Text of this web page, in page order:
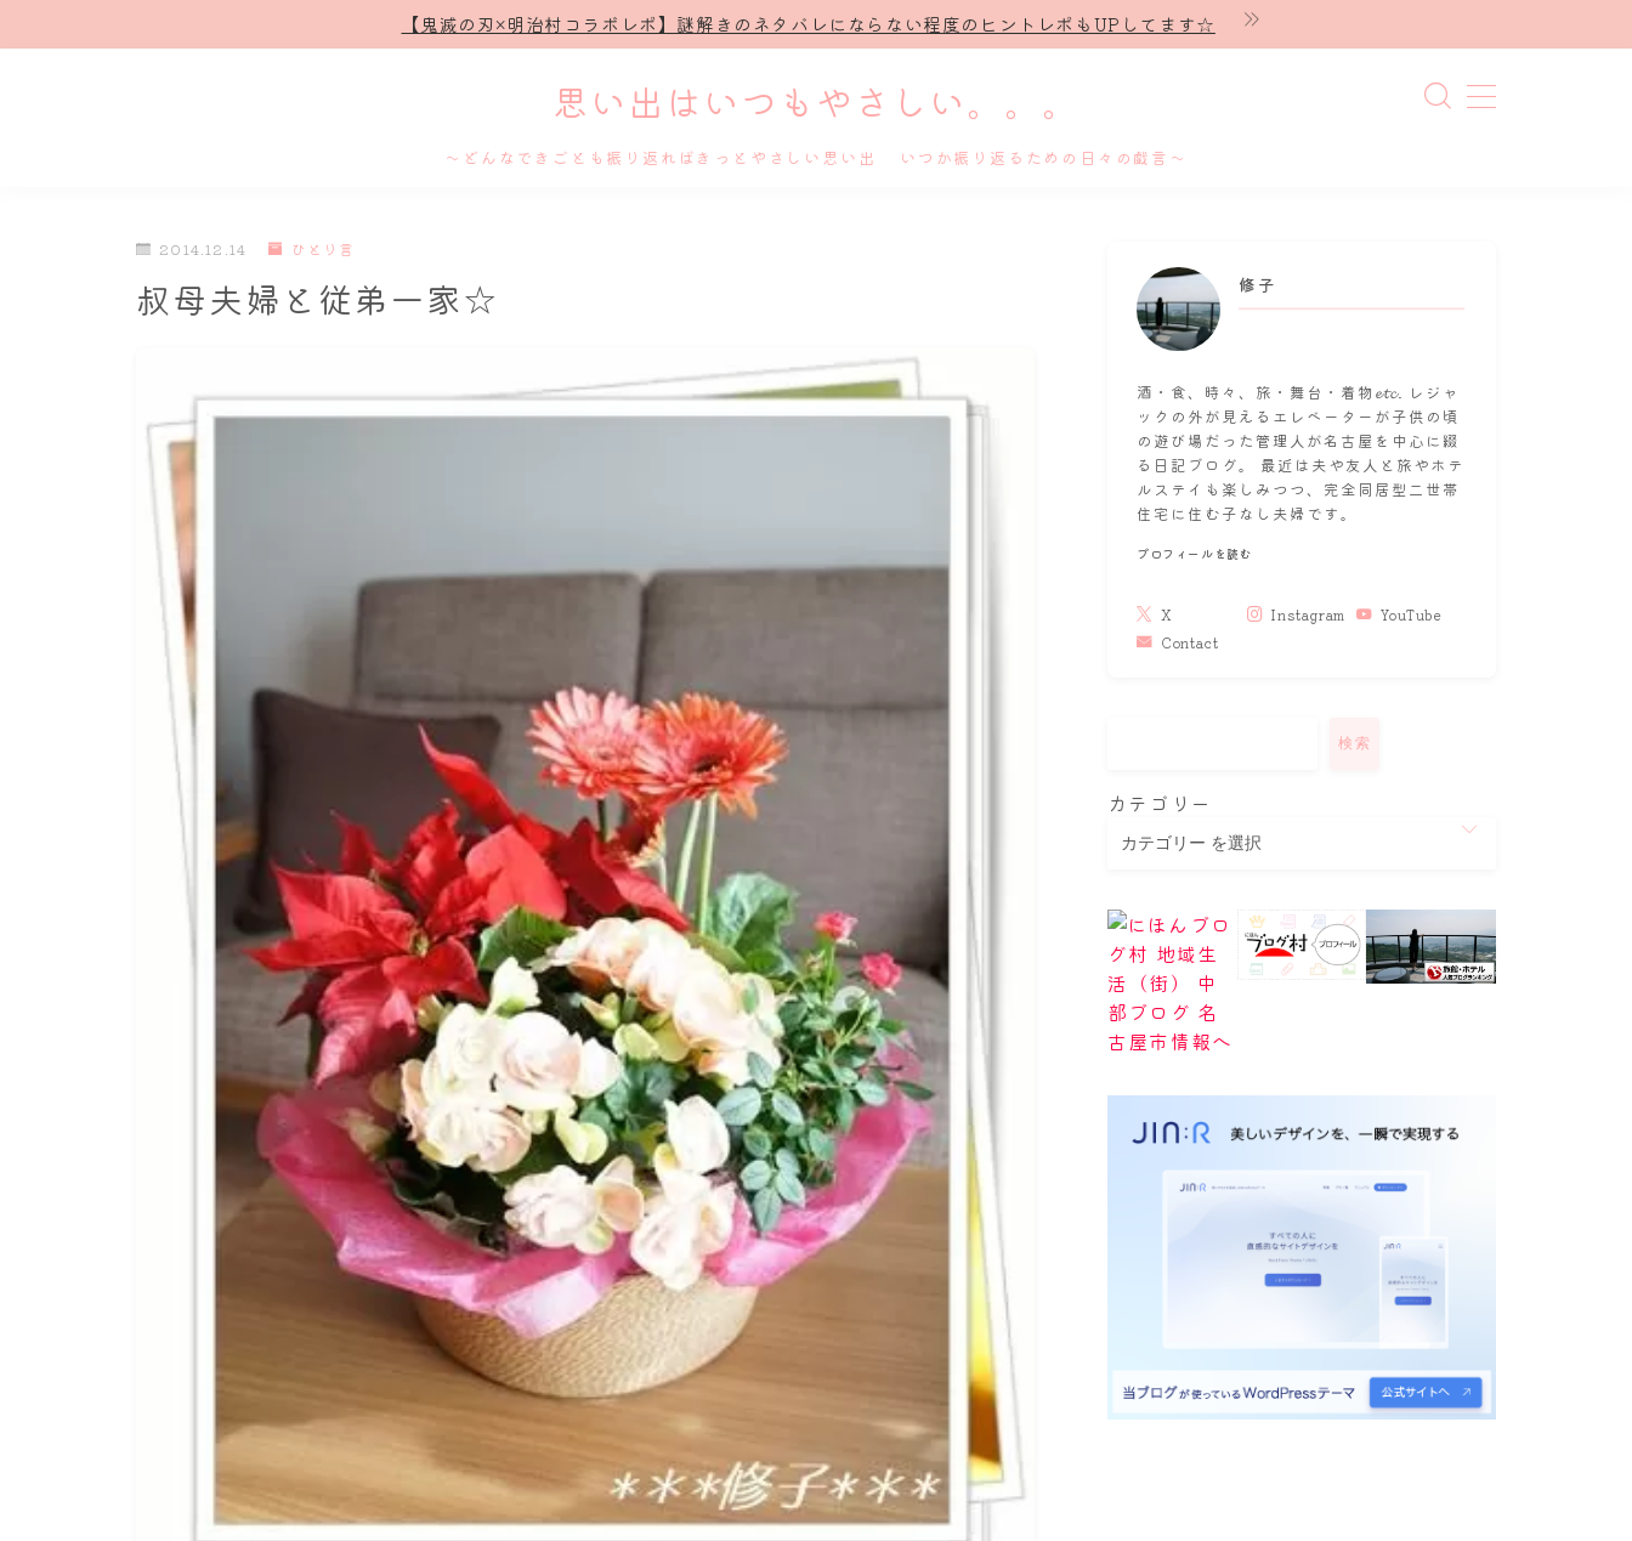
【鬼滅の刃×明治村コラボレポ】謎解きのネタバレにならない程度のヒントレポもUPしてます☆
思い出はいつもやさしい。。。
～どんなできごとも振り返ればきっとやさしい思い出 いつか振り返るための日々の戯言～
謎解き
2014.12.14 ひとり言
叔母夫婦と従弟一家☆ 修子
酒・食、時々、旅・舞台・着物𝓮𝓽𝓬. レジャ
ックの外が見えるエレベーターが子供の頃
の遊び場だった管理人が名古屋を中心に綴
る日記ブログ。 最近は夫や友人と旅やホテ
ルステイも楽しみつつ、完全同居型二世帯
住宅に住む子なし夫婦です。
プロフィールを読む
X Instagram
YouTube
Contact
検索
カテゴリー